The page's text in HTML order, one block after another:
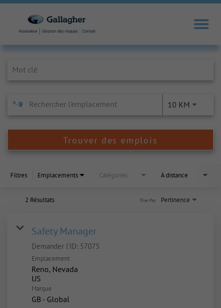
10 KM
Trouver des emplois
Filtres Emplacements Catégories À distance
2 Résultats Pertinence
Trier Par
Safety Manager
Demander l'ID: 57075
Emplacement
Reno, Nevada
Marque
GB - Global